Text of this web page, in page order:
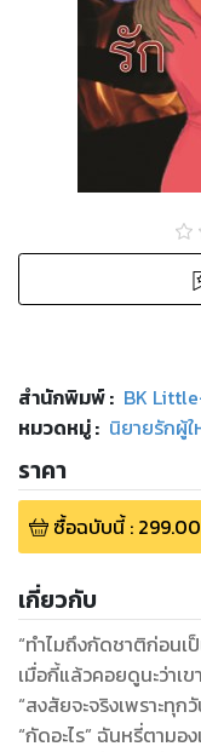
สำนักพิมพ์: BK
หมวดหมู่: นิยายรักผู้
ราคา
ซื้อฉบับนี้: 299.00
เกี่ยวกับ
“ทำไมถึงกัดชาติก่อน
เมื่อกี้แล้วคอยดูนะว่าเข
“สงสัยจะจริงเพราะทุ
“กัดอะไร” ฉันหรี่ตาม